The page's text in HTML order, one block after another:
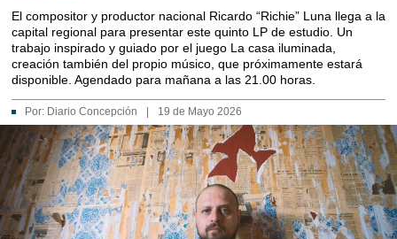
El compositor y productor nacional Ricardo “Richie” Luna llega a la
capital regional para presentar este quinto LP de estudio. Un
trabajo inspirado y guiado por el juego La casa iluminada,
creación también del propio músico, que próximamente estará
disponible. Agendado para mañana a las 21.00 horas.
Por: Diario Concepción 19 de Mayo 2026